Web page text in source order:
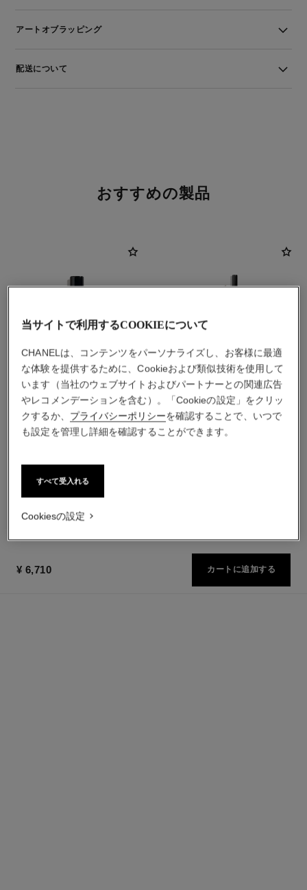
アートオブラッピング
配送について
おすすめの製品
ル ルージュ デュオ ウルトラ
トゥニュ
参照番号175174
21 取り扱いのある色
¥ 6,490*
カートに追加する
クレイヨン スルスィル
¥ 6,710 カートに追加する
当サイトで利用するCOOKIEについて
CHANELは、コンテンツをパーソナライズし、お客様に最適
な体験を提供するために、Cookieおよび類似技術を使用して
います（当社のウェブサイトおよびパートナーとの関連広告
やレコメンデーションを含む）。「Cookieの設定」をクリッ
クするか、 プライバシーポリシーを確認することで、いつで
も設定を管理し詳細を確認することができます。
すべて受入れる
Cookiesの設定